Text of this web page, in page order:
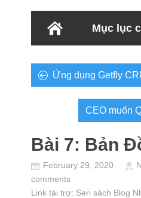
Mục lục
Ứng dụng Getfly
CEO muốn
Bài 7: Bản
February 29, 2020
comments
Link tài trợ: Seri sách Blog